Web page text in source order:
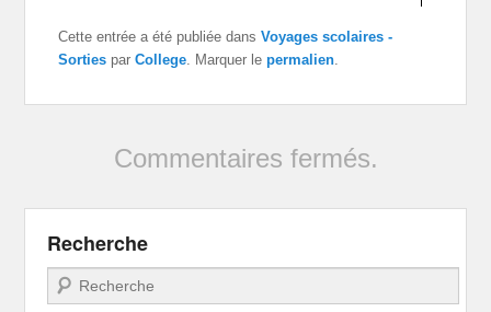
Cette entrée a été publiée dansVoyages scolaires -
Sorties parCollege . Marquer lepermalien
Commentaires fermés.
Recherche
Recherche